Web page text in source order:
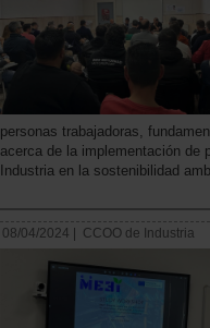
personas trabajadoras,
acerca de la implementación de
Industria en la sostenibilidad
08/04/2024 | CCOO de Industria